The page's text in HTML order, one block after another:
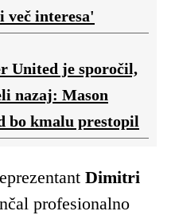
več interesa'
United je sporočil,
nazaj: Mason
bo kmalu prestopil
Dimitri
profesionalno